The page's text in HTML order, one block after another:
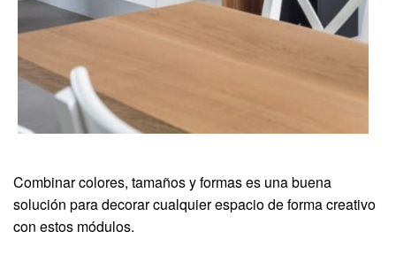
Combinar colores, tamaños y formas es una buena
solución para decorar cualquier espacio de forma creativo
con estos módulos.